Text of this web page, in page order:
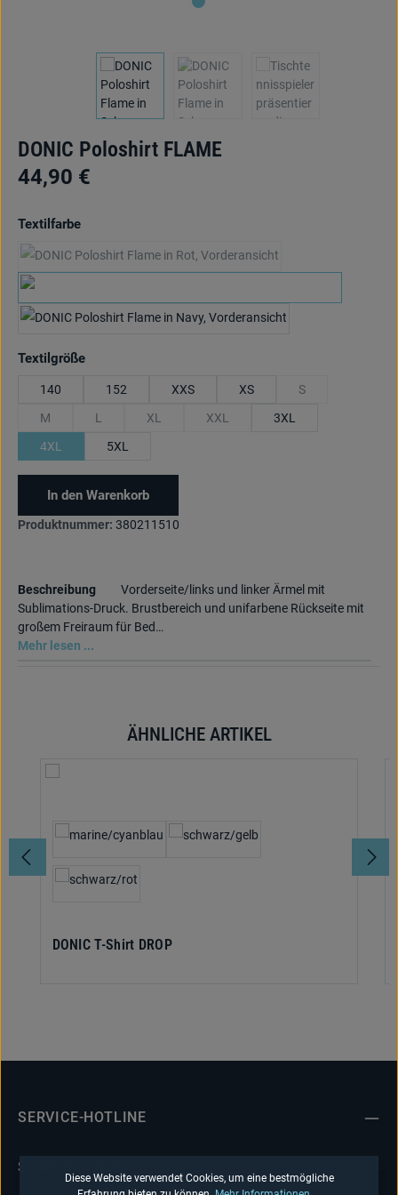
DONIC Poloshirt FLAME
44,90 €
Textilfarbeauswählen
marine/cyanblau
Textilgrößeauswählen
140 152 XXS XS S
M L XL XXL
3XL
4XL
5XL
In den Warenkorb
Produktnummer: 380211510
Beschreibung
Vorderseite/links und linker Ärmel mit
Sublimations-Druck. Brustbereich und unifarbene Rückseite mit
großem Freiraum für Bed…
Mehr lesen ...
Produktgalerie überspringenÄHNLICHE ARTIKEL
DONIC T-Shirt DROP
SERVICE-HOTLINE
SHOP-SERVICE
Diese Website verwendet Cookies, um eine bestmögliche